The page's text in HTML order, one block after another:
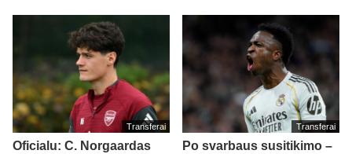
Transferai
Oficialu: C. Norgaardas
Transferai
Po svarbaus susitikimo –